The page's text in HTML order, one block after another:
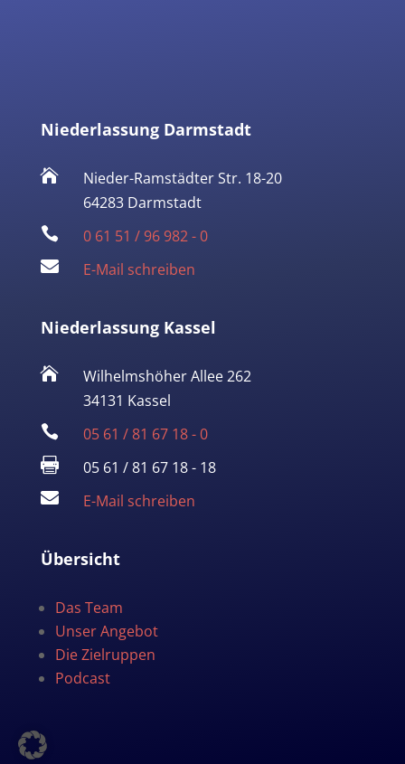
Niederlassung Darmstadt

Nieder-Ramstädter Str. 18-20
64283 Darmstadt
 0 61 51 / 96 982 - 0
 E-Mail schreiben
Niederlassung Kassel

Wilhelmshöher Allee 262
34131 Kassel
 05 61 / 81 67 18 - 0
 05 61 / 81 67 18 - 18
 E-Mail schreiben
Übersicht
Das Team
Unser Angebot
Die Zielruppen
Podcast